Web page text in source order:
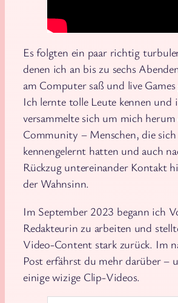
Es folgten ein paar richtig
denen ich an bis zu sechs
am Computer saß und live Games
Ich lernte tolle Leute kennen und
versammelte sich um mich herum
Community – Menschen, die
kennengelernt hatten und auch
Rückzug untereinander Kontakt
der Wahnsinn.
Im September 2023 begann ich
Redakteurin zu arbeiten und
Video-Content stark zurück. Im
Post erfährst du mehr darüber –
einige wizige Clip-Videos.